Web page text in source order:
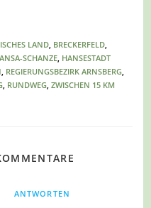
LAND, BRECKERFELD,
SCHANZE, HANSESTADT
, REGIERUNGSBEZIRK ARNSBERG,
, RUNDWEG, ZWISCHEN 15 KM
ANTWORTEN